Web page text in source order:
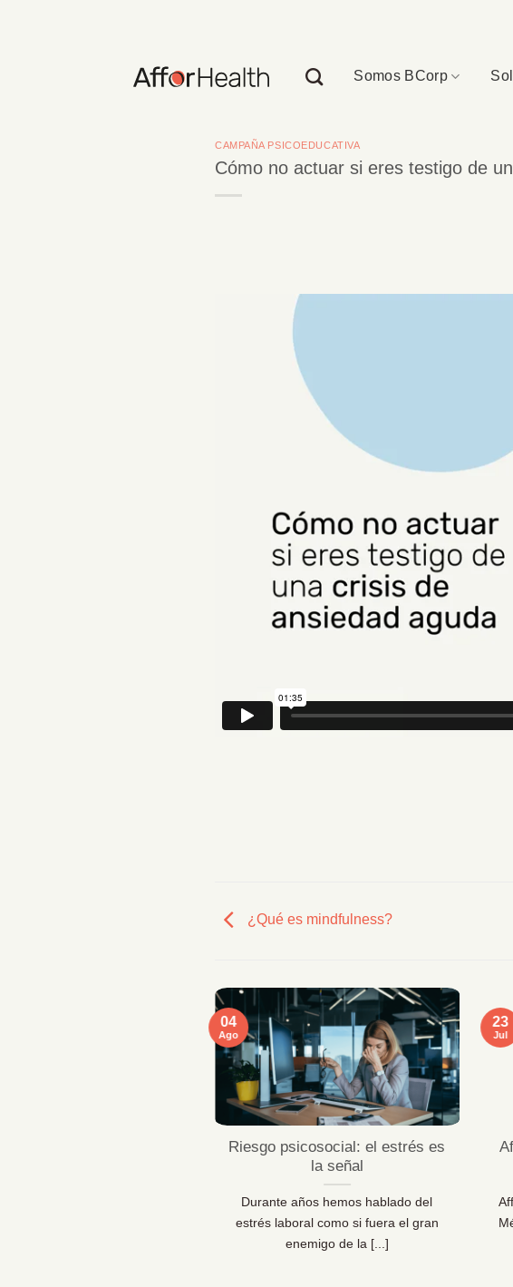
Somos BCorp
CAMPAÑA PSICOEDUCATIVA
Cómo no actuar si eres testigo de
¿Qué es mindfulness?
Riesgo psicosocial: el estrés es
la señal
Durante años hemos hablado del
estrés laboral como si fuera el gran
enemigo de la [...]
04
Ago
23
Jul